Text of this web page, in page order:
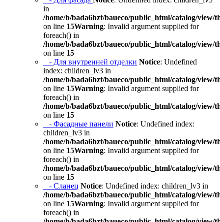
in
/home/b/bada6bzt/baueco/public_html/catalog/view/
on line 15Warning: Invalid argument supplied for
foreach() in
/home/b/bada6bzt/baueco/public_html/catalog/view/
on line 15
- Для внутренней отделки Notice: Undefined
index: children_lv3 in
/home/b/bada6bzt/baueco/public_html/catalog/view/
on line 15Warning: Invalid argument supplied for
foreach() in
/home/b/bada6bzt/baueco/public_html/catalog/view/
on line 15
- Фасадные панели Notice: Undefined index:
children_lv3 in
/home/b/bada6bzt/baueco/public_html/catalog/view/
on line 15Warning: Invalid argument supplied for
foreach() in
/home/b/bada6bzt/baueco/public_html/catalog/view/
on line 15
- Сланец Notice: Undefined index: children_lv3 in
/home/b/bada6bzt/baueco/public_html/catalog/view/
on line 15Warning: Invalid argument supplied for
foreach() in